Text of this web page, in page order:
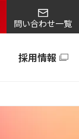
問い合わせ一覧
採用情報